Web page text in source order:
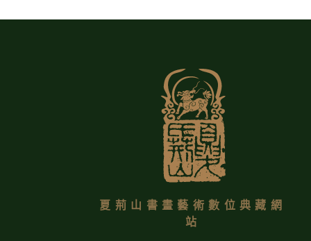
夏荊山書畫藝術數位典藏網
站